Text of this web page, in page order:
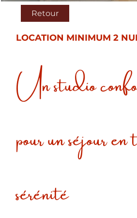
Retour
LOCATION MINIMUM 2
Un studio
pour un séjour
sérénité